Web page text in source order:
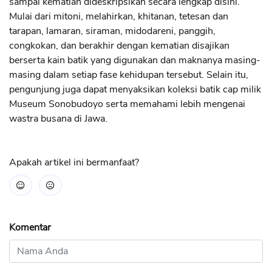
Mulai dari mitoni, melahirkan, khitanan, tetesan dan
tarapan, lamaran, siraman, midodareni, panggih,
congkokan, dan berakhir dengan kematian disajikan
berserta kain batik yang digunakan dan maknanya masing-
masing dalam setiap fase kehidupan tersebut. Selain itu,
pengunjung juga dapat menyaksikan koleksi batik cap milik
Museum Sonobudoyo serta memahami lebih mengenai
wastra busana di Jawa.
Apakah artikel ini bermanfaat?
Komentar